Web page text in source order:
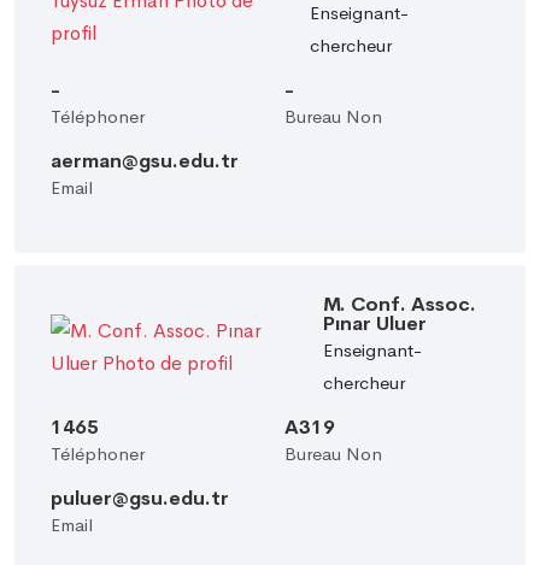
Enseignant-
chercheur
-
Téléphoner
-
Bureau Non
aerman@gsu.edu.tr
Email
M. Conf. Assoc.
Pınar Uluer
Enseignant-
chercheur
1465
Téléphoner
A319
Bureau Non
puluer@gsu.edu.tr
Email